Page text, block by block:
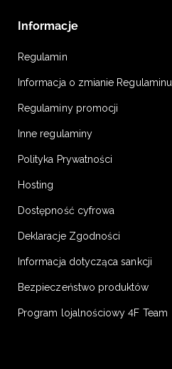
Informacje
Regulamin
Informacja o zmianie Regulaminu
Regulaminy promocji
Inne regulaminy
Polityka Prywatności
Hosting
Dostępność cyfrowa
Deklaracje Zgodności
Informacja dotycząca sankcji
Bezpieczeństwo produktów
Program lojalnościowy 4F Team